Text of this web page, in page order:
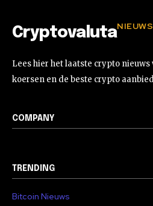
Cryptovaluta
Lees hier het laatste crypto
koersen en de beste crypto
COMPANY
TRENDING
Bitcoin Nieuws